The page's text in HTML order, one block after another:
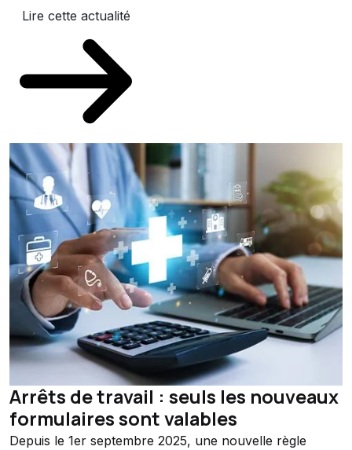
Lire cette actualité
Arrêts de travail : seuls les nouveaux
formulaires sont valables
Depuis le 1er septembre 2025, une nouvelle règle